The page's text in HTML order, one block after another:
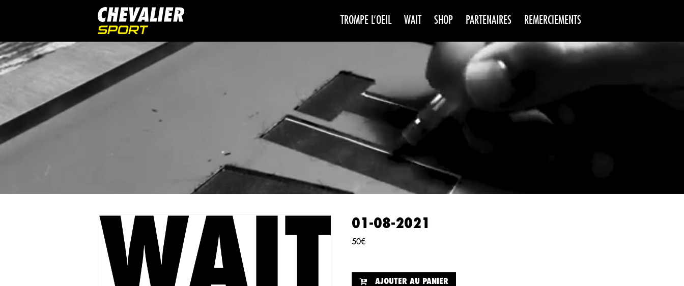
TROMPE L’OEIL WAIT SHOP
WAIT
SAISONS
PARTENAIRES REMERCIEMENTS
01-08-2021
50€
AJOUTER AU PANIER